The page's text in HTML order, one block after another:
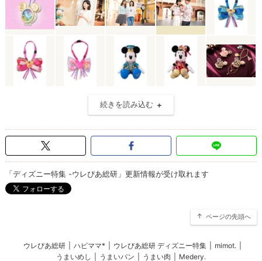
続きを読み込む
「ディズニー特集 -ウレぴあ総研」更新情報が受け取れます
ページの先頭へ
ウレぴあ総研 ハピママ* ウレぴあ総研 ディズニー特集 mimot.
うまいめし
うまいパン うまい肉 Medery.